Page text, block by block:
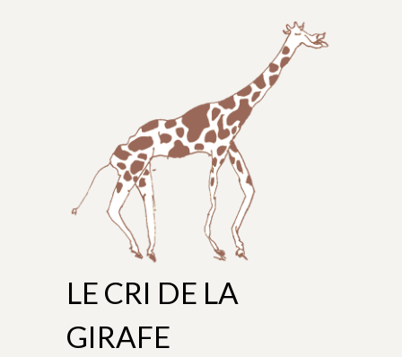
LE CRI DE LA
GIRAFE